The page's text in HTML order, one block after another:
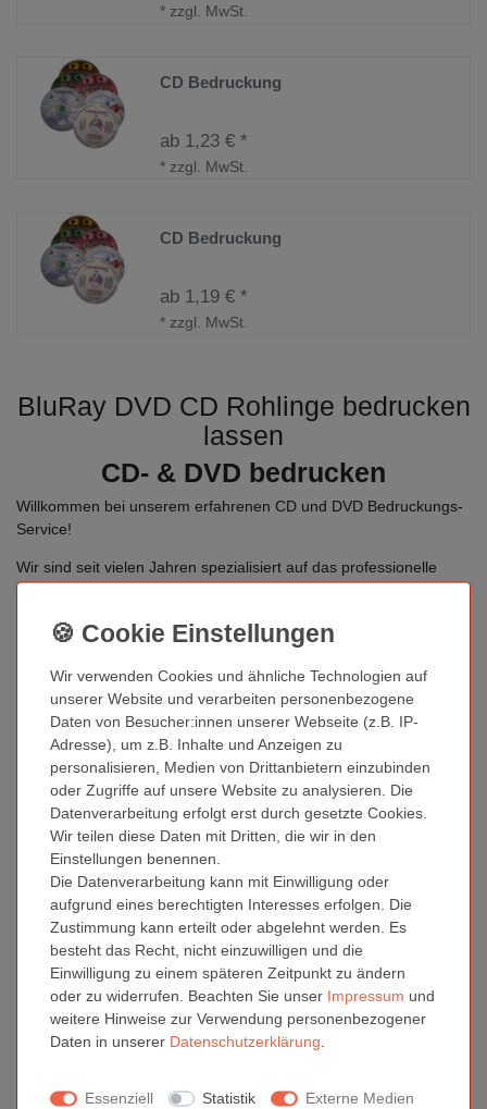
* zzgl. MwSt.
CD Bedruckung
ab 1,23 € *
* zzgl. MwSt.
CD Bedruckung
ab 1,19 € *
* zzgl. MwSt.
BluRay DVD CD Rohlinge bedrucken
lassen
CD- & DVD bedrucken
Willkommen bei unserem erfahrenen CD und DVD Bedruckungs-
Service!
Wir sind seit vielen Jahren spezialisiert auf das professionelle
Bedrucken von CDs und DVDs. Für unsere Bedruckung
renommierten Markenhersteller RITEK. Unser Druckprozess
Re-Transferverfahren verwenden. Dadurch erzielen wir
hochwertige, präzise und farbenfrohe Druckergebnisse, die Ihre
Medien perfekt präsentieren.
CD bedrucken und DVD bedrucken mit Qualitätssicherung
Unser Service umfasst nicht nur den Druck, sondern auch das
Brennen von CDs, DVDs und Blu-ray Discs. Wir bieten Ihnen
somit eine Komplettlösung für die individuelle Gestaltung und
Produktion Ihrer Medien. Bereits ab kleinen Stückzahlen wie 25
Stück bieten wir unseren Druck- und Kopierservice für CD, DVD
und Blu-ray an.
Wie funktioniert der CD-Druck?
Unser Druckverfahren basiert auf dem Thermo Re-
Transferverfahren. Dabei wird das Druckbild zunächst
spiegelverkehrt auf eine spezielle Transferfolie gedruckt und dann
Wir verwenden Cookies und ähnliche Technologien auf
unserer Website und verarbeiten personenbezogene
Daten von Besucher:innen unserer Webseite (z.B. IP-
Adresse), um z.B. Inhalte und Anzeigen zu
personalisieren, Medien von Drittanbietern einzubinden
oder Zugriffe auf unsere Website zu analysieren. Die
Datenverarbeitung erfolgt erst durch gesetzte Cookies.
Wir teilen diese Daten mit Dritten, die wir in den
Einstellungen benennen.
Die Datenverarbeitung kann mit Einwilligung oder
aufgrund eines berechtigten Interesses erfolgen. Die
Zustimmung kann erteilt oder abgelehnt werden. Es
besteht das Recht, nicht einzuwilligen und die
Einwilligung zu einem späteren Zeitpunkt zu ändern
oder zu widerrufen. Beachten Sie unser Impressum und
weitere Hinweise zur Verwendung personenbezogener
Daten in unserer Daten­schutz­erklärung
Essenziell Statistik Externe Medien